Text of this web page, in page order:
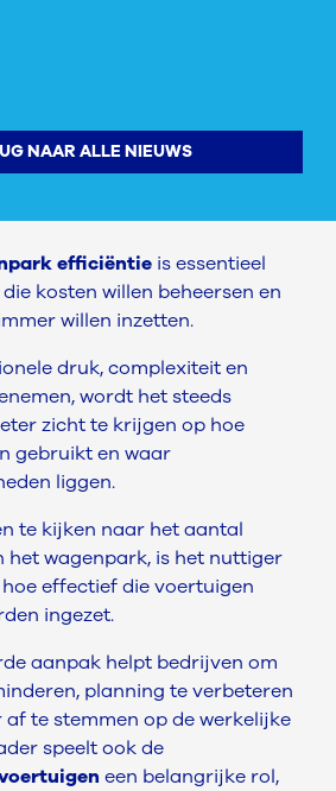
NAAR ALLE NIEUWS
efficiëntie is essentieel
kosten willen beheersen en
willen inzetten.
druk, complexiteit en
wordt het steeds
zicht te krijgen op hoe
gebruikt en waar
liggen.
te kijken naar het aantal
het wagenpark, is het nuttiger
effectief die voertuigen
ingezet.
aanpak helpt bedrijven om
planning te verbeteren
te stemmen op de werkelijke
speelt ook de
een belangrijke rol,